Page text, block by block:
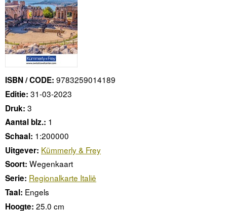
ISBN / CODE: 9783259014189
Editie: 31-03-2023
Druk: 3
Aantal blz.: 1
Schaal: 1:200000
Uitgever: Kümmerly & Frey
Soort: Wegenkaart
Serie: Regionalkarte Italië
Taal: Engels
Hoogte: 25.0 cm